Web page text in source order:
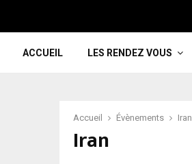
ACCUEIL LES RENDEZ VOUS
Accueil Évènements Iran
Iran